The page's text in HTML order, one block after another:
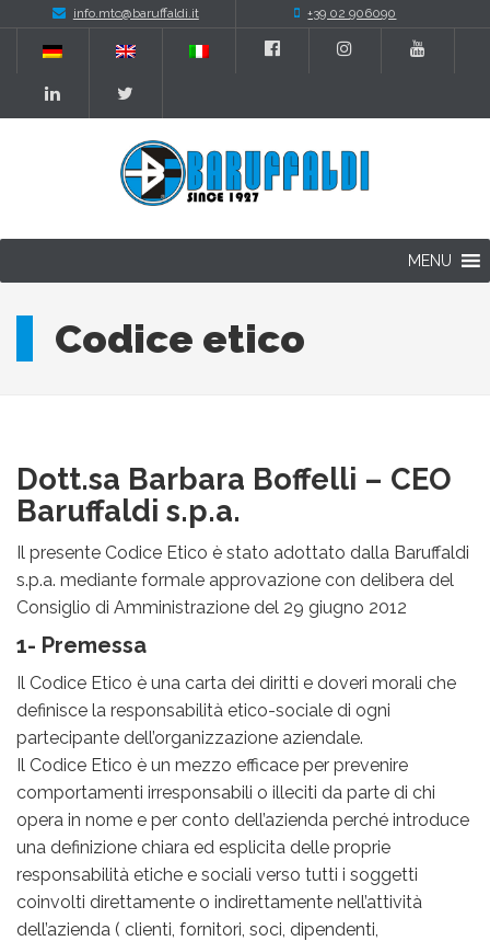
info.mtc@baruffaldi.it +39 02 906090
MENU
Codice etico
Dott.sa Barbara Boffelli – CEO
Baruffaldi s.p.a.
Il presente Codice Etico è stato adottato dalla Baruffaldi
s.p.a. mediante formale approvazione con delibera del
Consiglio di Amministrazione del 29 giugno 2012
1- Premessa
Il Codice Etico è una carta dei diritti e doveri morali che
definisce la responsabilità etico-sociale di ogni
partecipante dell’organizzazione aziendale.
Il Codice Etico è un mezzo efficace per prevenire
comportamenti irresponsabili o illeciti da parte di chi
opera in nome e per conto dell’azienda perché introduce
una definizione chiara ed esplicita delle proprie
responsabilità etiche e sociali verso tutti i soggetti
coinvolti direttamente o indirettamente nell’attività
dell’azienda ( clienti, fornitori, soci, dipendenti,